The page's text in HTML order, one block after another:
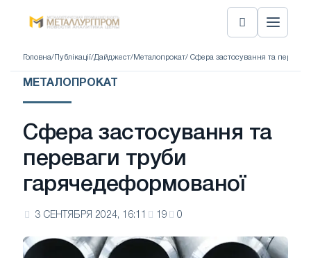
Головна/ Публікації/Дайджест/ Металопрокат/ Сфера застосування та
МЕТАЛОПРОКАТ
Сфера застосування та
переваги труби
гарячедеформованої
3 СЕНТЯБРЯ 2024, 16:11 19 0